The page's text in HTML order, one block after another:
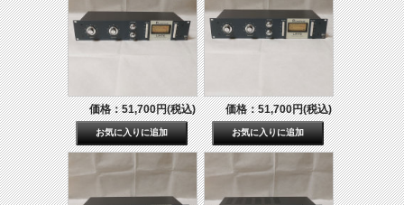
価格：51,700円(税込) 価格：51,700円(税込)